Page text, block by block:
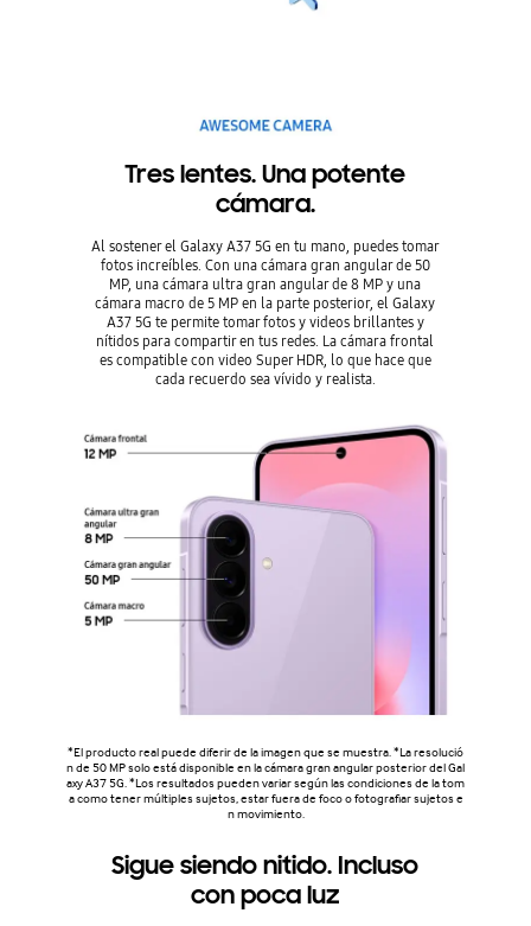
Tres lentes. Una potente
cámara.
Al sostener el Galaxy A37 5G en tu mano, puedes tomar
fotos increíbles. Con una cámara gran angular de 50
MP, una cámara ultra gran angular de 8 MP y una
cámara macro de 5 MP en la parte posterior, el Galaxy
A37 5G te permite tomar fotos y videos brillantes y
nítidos para compartir en tus redes. La cámara frontal
es compatible con video Super HDR, lo que hace que
cada recuerdo sea vívido y realista.
*El producto real puede diferir de la imagen que se muestra. *La resolució
n de 50 MP solo está disponible en la cámara gran angular posterior del Gal
axy A37 5G. *Los resultados pueden variar según las condiciones de la tom
a como tener múltiples sujetos, estar fuera de foco o fotografiar sujetos e
n movimiento.
Sigue siendo nitido. Incluso
con poca luz